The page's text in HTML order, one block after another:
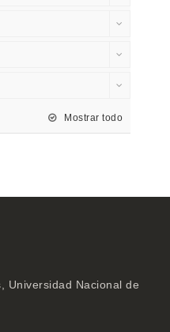
Mostrar todo
Universidad Nacional de